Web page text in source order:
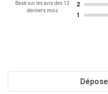
Basé sur les avis des 12
derniers mois
2
1